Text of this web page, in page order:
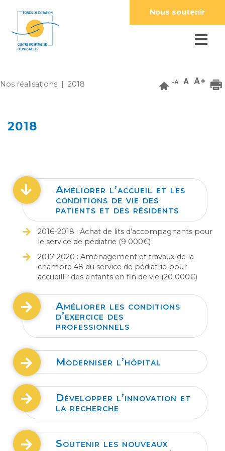
Nous soutenir
Nos réalisations | 2018
2018
Améliorer l’accueil et les
conditions de vie des
patients et des résidents
2016-2018 : Achat de lits d’accompagnants pour
le service de pédiatrie (9 000€)
2017-2020 : Aménagement et travaux de la
chambre 48 du service de pédiatrie pour
accueillir des enfants en fin de vie (20 000€)
Améliorer les conditions
d’exercice des
professionnels
Moderniser l’hôpital
Développer l’innovation et
la recherche
Soutenir les nouveaux